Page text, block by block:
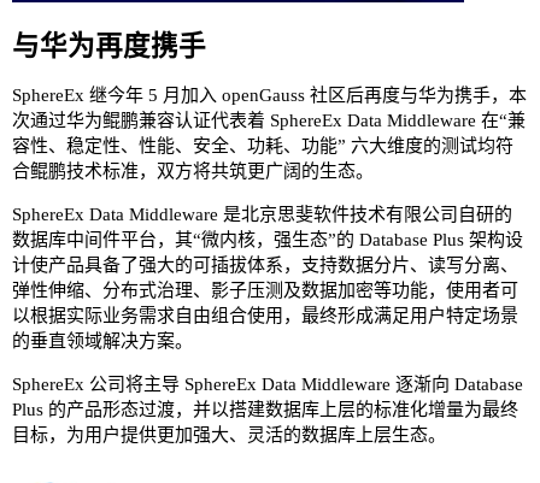
与华为再度携手
SphereEx 继今年 5 月加入 openGauss 社区后再度与华为携手，本
次通过华为鲲鹏兼容认证代表着 SphereEx Data Middleware 在“兼
容性、稳定性、性能、安全、功耗、功能” 六大维度的测试均符
合鲲鹏技术标准，双方将共筑更广阔的生态。
SphereEx Data Middleware 是北京思斐软件技术有限公司自研的
数据库中间件平台，其“微内核，强生态”的 Database Plus 架构设
计使产品具备了强大的可插拔体系，支持数据分片、读写分离、
弹性伸缩、分布式治理、影子压测及数据加密等功能，使用者可
以根据实际业务需求自由组合使用，最终形成满足用户特定场景
的垂直领域解决方案。
SphereEx 公司将主导 SphereEx Data Middleware 逐渐向 Database
Plus 的产品形态过渡，并以搭建数据库上层的标准化增量为最终
目标，为用户提供更加强大、灵活的数据库上层生态。